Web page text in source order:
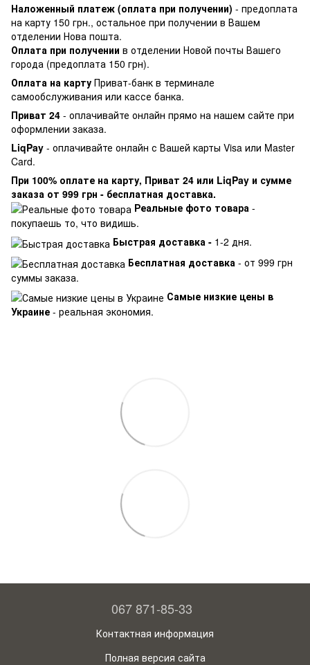
Наложенный платеж (оплата при получении) - предоплата
на карту 150 грн., остальное при получении в Вашем
отделении Нова пошта.
Оплата при получении в отделении Новой почты Вашего
города (предоплата 150 грн).
Оплата на карту Приват-банк в терминале
самообслуживания или кассе банка.
Приват 24 - оплачивайте онлайн прямо на нашем сайте при
оформлении заказа.
LiqPay - оплачивайте онлайн с Вашей карты Visa или Master
Card.
При 100% оплате на карту, Приват 24 или LiqPay и сумме
заказа от 999 грн - бесплатная доставка.
Реальные фото товара -
покупаешь то, что видишь.
Быстрая доставка - 1-2 дня.
Бесплатная доставка - от 999 грн
суммы заказа.
Самые низкие цены в
Украине - реальная экономия.
067 871-85-33
Контактная информация
Полная версия сайта